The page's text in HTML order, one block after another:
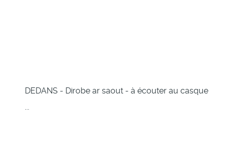
DEDANS - Dirobe ar saout - à écouter au casque
...